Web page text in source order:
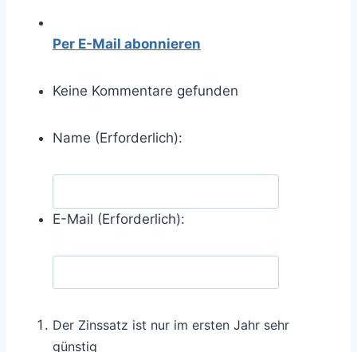
Per E-Mail abonnieren
Keine Kommentare gefunden
Name (Erforderlich):
E-Mail (Erforderlich):
Der Zinssatz ist nur im ersten Jahr sehr
günstig